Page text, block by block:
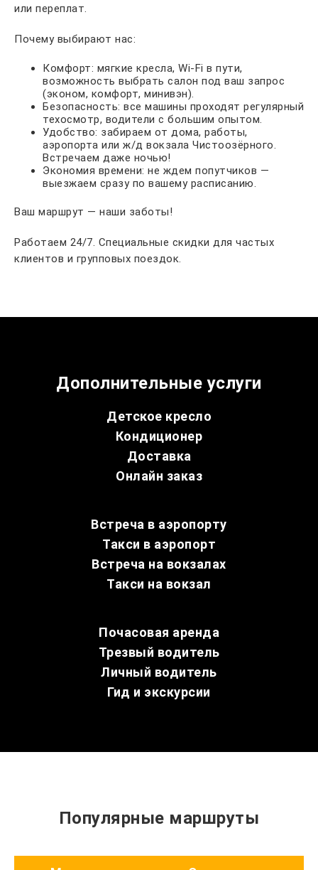
или переплат.
Почему выбирают нас:
Комфорт: мягкие кресла, Wi-Fi в пути,
возможность выбрать салон под ваш запрос
(эконом, комфорт, минивэн).
Безопасность: все машины проходят регулярный
техосмотр, водители с большим опытом.
Удобство: забираем от дома, работы,
аэропорта или ж/д вокзала Чистоозёрного.
Встречаем даже ночью!
Экономия времени: не ждем попутчиков —
выезжаем сразу по вашему расписанию.
Ваш маршрут — наши заботы!
Работаем 24/7. Специальные скидки для частых
клиентов и групповых поездок.
Дополнительные услуги
Детское кресло
Кондиционер
Доставка
Онлайн заказ
Встреча в аэропорту
Такси в аэропорт
Встреча на вокзалах
Такси на вокзал
Почасовая аренда
Трезвый водитель
Личный водитель
Гид и экскурсии
Популярные маршруты